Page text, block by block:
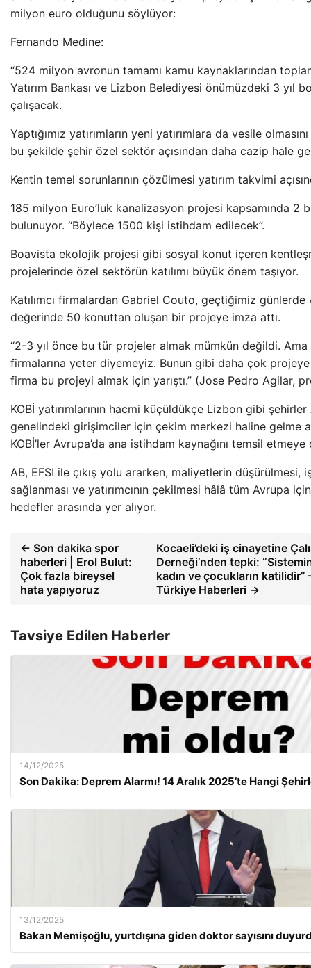
milyon euro olduğunu söylüyor:
Fernando Medine:
“524 milyon avronun tamamı kamu kaynaklarından
Yatırım Bankası ve Lizbon Belediyesi önümüzdeki 3 yıl
çalışacak.
Yaptığımız yatırımların yeni yatırımlara da vesile
bu şekilde şehir özel sektör açısından daha cazip hale
Kentin temel sorunlarının çözülmesi yatırım takvimi
185 milyon Euro’luk kanalizasyon projesi kapsamında 2
bulunuyor. “Böylece 1500 kişi istihdam edilecek”.
Boavista ekolojik projesi gibi sosyal konut içeren
projelerinde özel sektörün katılımı büyük önem taşıyor.
Katılımcı firmalardan Gabriel Couto, geçtiğimiz
değerinde 50 konuttan oluşan bir projeye imza attı.
“2-3 yıl önce bu tür projeler almak mümkün değildi.
firmalarına yeter diyemeyiz. Bunun gibi daha çok
firma bu projeyi almak için yarıştı.” (Jose Pedro Agilar,
KOBİ yatırımlarının hacmi küçüldükçe Lizbon gibi
genelindeki girişimciler için çekim merkezi haline gelme
KOBİ’ler Avrupa’da ana istihdam kaynağını temsil
AB, EFSI ile çıkış yolu ararken, maliyetlerin düşürülmesi,
sağlanması ve yatırımcının çekilmesi hâlâ tüm Avrupa
hedefler arasında yer alıyor.
← Son dakika spor
haberleri | Erol Bulut:
Çok fazla bireysel
hata yapıyoruz
Kocaeli’deki iş cinayetine
Derneği’nden tepki:
kadın ve çocukların katilidir”
Türkiye Haberleri →
Tavsiye Edilen Haberler
14/12/2025
Son Dakika: Deprem Alarmı! 14 Aralık 2025’te Hangi
13/12/2025
Bakan Memişoğlu, yurtdışına giden doktor sayısını